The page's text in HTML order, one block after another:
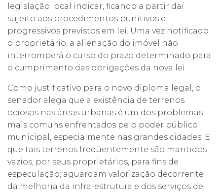
legislação local indicar, ficando a partir daí
sujeito aos procedimentos punitivos e
progressivos previstos em lei. Uma vez notificado
o proprietário, a alienação do imóvel não
interromperá o curso do prazo determinado para
o cumprimento das obrigações da nova lei.
Como justificativo para o novo diploma legal, o
senador alega que a existência de terrenos
ociosos nas áreas urbanas é um dos problemas
mais comuns enfrentados pelo poder público
municipal, especialmente nas grandes cidades. E
que tais terrenos freqüentemente são mantidos
vazios, por seus proprietários, para fins de
especulação; aguardam valorização decorrente
da melhoria da infra-estrutura e dos serviços de